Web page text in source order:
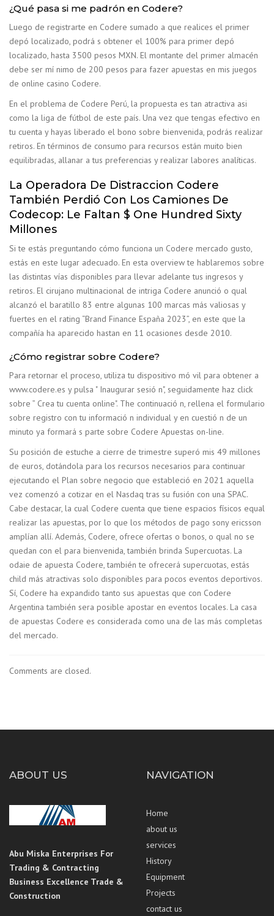
¿Qué pasa si me padrón en Codere?
Luego de registrarte en Codere sumado a que realices el primer
depó localizado, podrá s obtener el 100% para primer depó
localizado, hasta 3500 pesos MXN. El montante del primer almacén
debe ser mí nimo de 200 pesos para fazer apuestas en mis juegos
de online casino Codere.
En el problema de Codere Perú, la propuesta es tan atractiva asi
como la liga de fútbol de este país. Una vez que tengas efectivo en
tu cuenta y hayas liberado el bono sobre bienvenida, podrás realizar
retiros. En términos de consumo para recursos están muito bien
equilibradas, allanar a tus preferencias y realizar labores analíticas.
La Operadora De Distraccion Codere
También Perdió Con Los Camiones De
Codecop: Le Faltan $ One Hundred Sixty
Millones
Si te estás preguntando cómo funciona un Codere mercado gusto,
estás en este lugar adecuado. En esta overview te hablaremos sobre
las distintas vías disponibles para llevar adelante tus ingresos y
retiros. El cirujano multinacional de intriga Codere anunció o qual
alcanzó el baratillo 83 entre algunas 100 marcas más valiosas y
fuertes en el rating “Brand Finance España 2023”, en este que la
compañía ha aparecido hastan en 11 ocasiones desde 2010.
¿Cómo registrar sobre Codere?
Para retornar el proceso, utiliza tu dispositivo mó vil para obtener a
www.codere.es y pulsa " Inaugurar sesió n", seguidamente haz click
sobre ” Crea tu cuenta online". The continuació n, rellena el formulario
sobre registro con tu informació n individual y en cuestió n de un
minuto ya formará s parte sobre Codere Apuestas on-line.
Su posición de estuche a cierre de trimestre superó mis 49 millones
de euros, dotándola para los recursos necesarios para continuar
ejecutando el Plan sobre negocio que estableció en 2021 aquella
vez comenzó a cotizar en el Nasdaq tras su fusión con una SPAC.
Cabe destacar, la cual Codere cuenta que tiene espacios físicos equal
realizar las apuestas, por lo que los métodos de pago sony ericsson
amplían allí. Además, Codere, ofrece ofertas o bonos, o qual no se
quedan con el para bienvenida, también brinda Supercuotas. La
odaie de apuesta Codere, también te ofrecerá supercuotas, estás
child más atractivas solo disponibles para pocos eventos deportivos.
Sí, Codere ha expandido tanto sus apuestas que con Codere
Argentina también sera posible apostar en eventos locales. La casa
de apuestas Codere es considerada como una de las más completas
del mercado.
Comments are closed.
ABOUT US
Abu Miska Enterprises For
Trading & Contracting
Business Excellence Trade &
Construction
NAVIGATION
Home
about us
services
History
Equipment
Projects
contact us